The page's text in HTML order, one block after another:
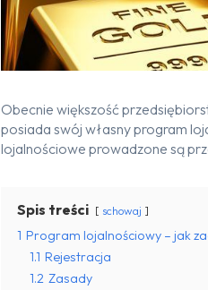
Obecnie większość
posiada swój własny program
lojalnościowe prowadzone są
Spis treści schowaj
1 Program lojalnościowy – jak
1.1 Rejestracja
1.2 Zasady